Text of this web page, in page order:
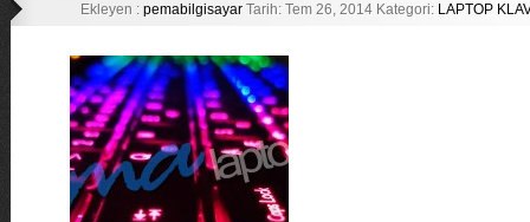
Ekleyen : pemabilgisayarTarih: Tem 26, 2014 Kategori: LAPTOP